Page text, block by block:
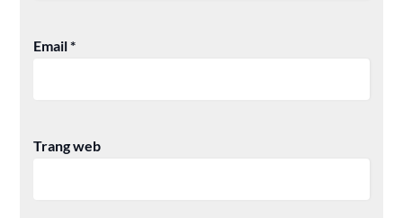
Email*
Trang web